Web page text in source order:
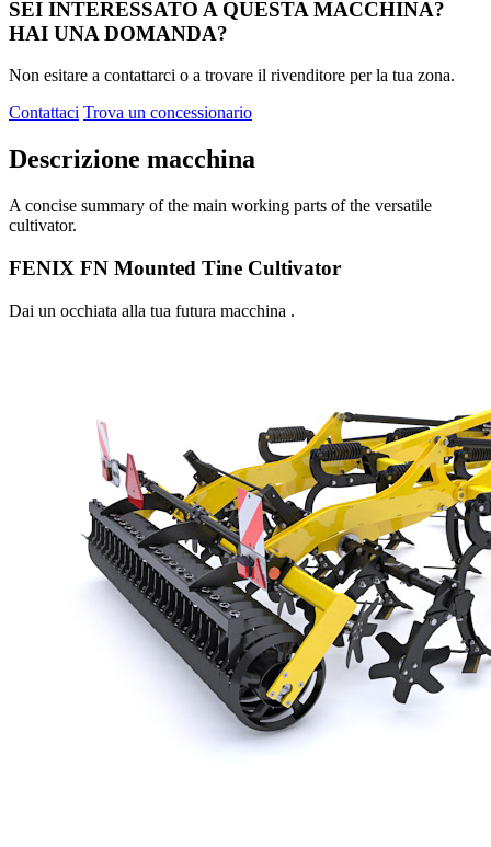
SEI INTERESSATO A QUESTA MACCHINA?
HAI UNA DOMANDA?
Non esitare a contattarci o a trovare il rivenditore per la tua zona.
Contattaci Trova un concessionario
Descrizione macchina
A concise summary of the main working parts of the versatile
cultivator.
FENIX FN Mounted Tine Cultivator
Dai un occhiata alla tua futura macchina .